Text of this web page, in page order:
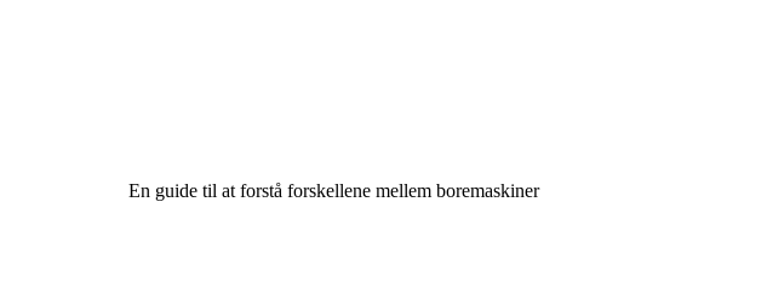
En guide til at forstå forskellene mellem boremaskiner